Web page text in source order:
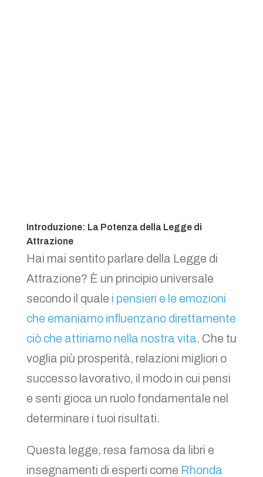
Introduzione: La Potenza della Legge di
Attrazione
Hai mai sentito parlare della Legge di
Attrazione? È un principio universale
secondo il quale i pensieri e le emozioni
che emaniamo influenzano direttamente
ciò che attiriamo nella nostra vita. Che tu
voglia più prosperità, relazioni migliori o
successo lavorativo, il modo in cui pensi
e senti gioca un ruolo fondamentale nel
determinare i tuoi risultati.
Questa legge, resa famosa da libri e
insegnamenti di esperti come Rhonda